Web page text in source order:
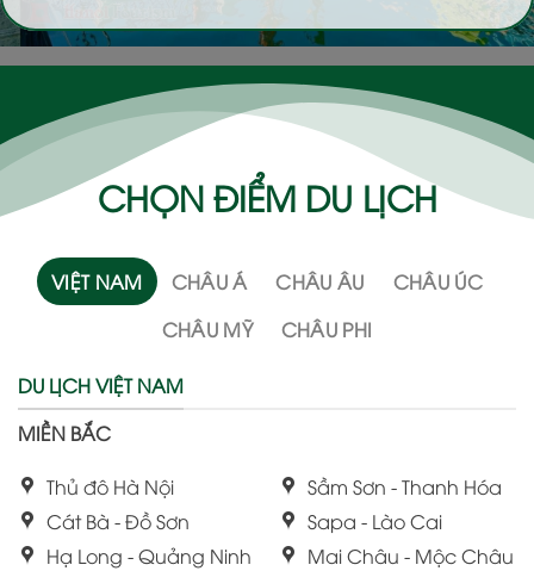
CHỌN ĐIỂM DU LỊCH
VIỆT NAM CHÂU Á CHÂU ÂU
CHÂU ÚC
CHÂU MỸ
CHÂU PHI
DU LỊCH VIỆT NAM
MIỀN BẮC
Thủ đô Hà Nội
Cát Bà - Đồ Sơn
Hạ Long - Quảng Ninh
Sầm Sơn - Thanh Hóa
Sapa - Lào Cai
Mai Châu - Mộc Châu